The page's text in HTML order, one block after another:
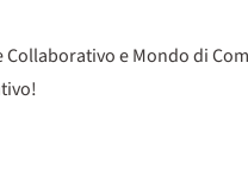
Collaborativo e Mondo di